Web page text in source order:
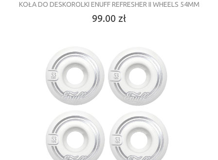
KOŁA DO DESKOROLKI ENUFF REFRESHER II WHEELS 54MM
99.00 zł